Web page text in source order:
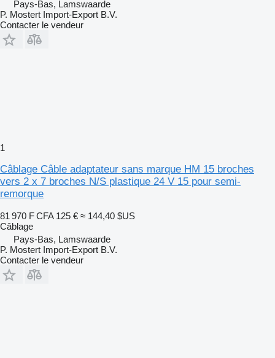
Pays-Bas, Lamswaarde
P. Mostert Import-Export B.V.
Contacter le vendeur
1
Câblage Câble adaptateur sans marque HM 15 broches
vers 2 x 7 broches N/S plastique 24 V 15 pour semi-
remorque
81 970 F CFA 125 € ≈ 144,40 $US
Câblage
Pays-Bas, Lamswaarde
P. Mostert Import-Export B.V.
Contacter le vendeur